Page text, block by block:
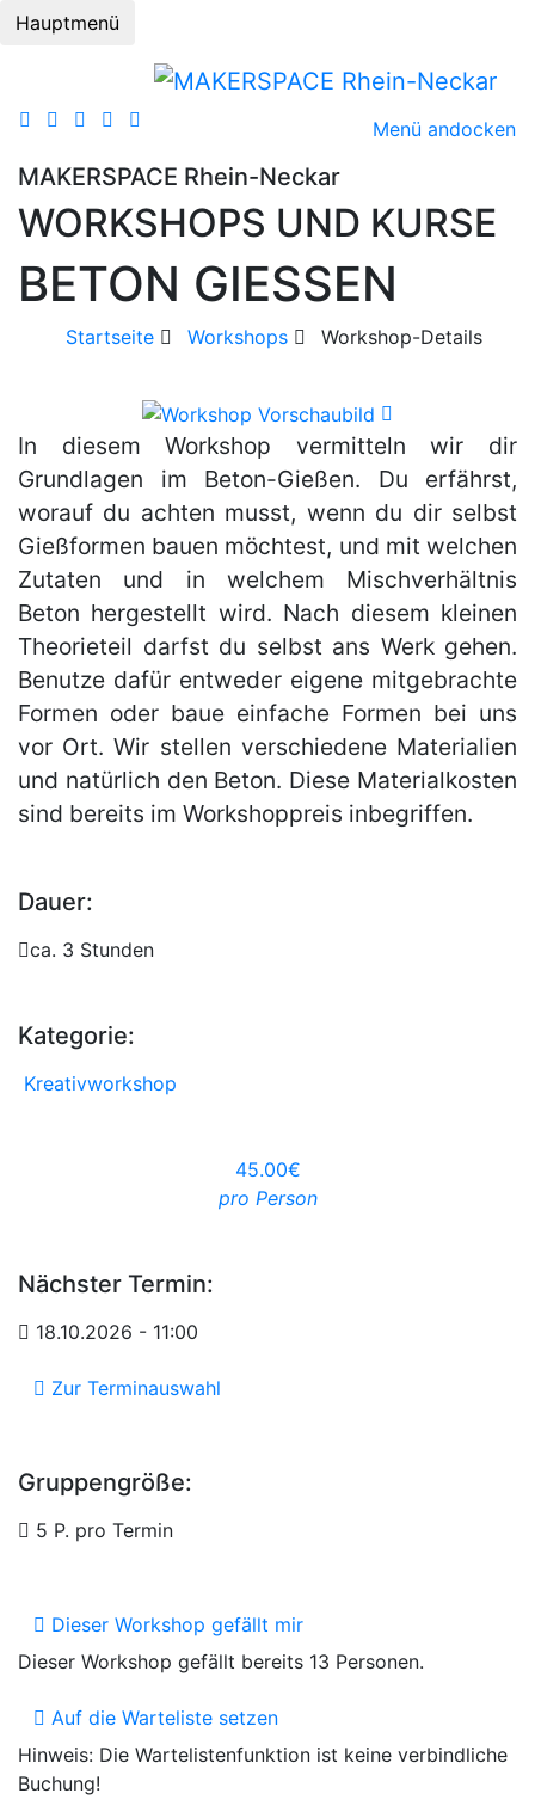
Hauptmenü
Menü andocken
MAKERSPACE Rhein-Neckar
WORKSHOPS UND KURSE
BETON GIESSEN
Startseite Workshops Workshop-Details
In diesem Workshop vermitteln wir dir
Grundlagen im Beton-Gießen. Du erfährst,
worauf du achten musst, wenn du dir selbst
Gießformen bauen möchtest, und mit welchen
Zutaten und in welchem Mischverhältnis
Beton hergestellt wird. Nach diesem kleinen
Theorieteil darfst du selbst ans Werk gehen.
Benutze dafür entweder eigene mitgebrachte
Formen oder baue einfache Formen bei uns
vor Ort. Wir stellen verschiedene Materialien
und natürlich den Beton. Diese Materialkosten
sind bereits im Workshoppreis inbegriffen.
Dauer:
ca. 3 Stunden
Kategorie:
Kreativworkshop
45.00€
pro Person
Nächster Termin:
18.10.2026 - 11:00
Zur Terminauswahl
Gruppengröße:
5 P. pro Termin
Dieser Workshop gefällt mir
Dieser Workshop gefällt bereits 13 Personen.
Auf die Warteliste setzen
Hinweis: Die Wartelistenfunktion ist keine verbindliche
Buchung!